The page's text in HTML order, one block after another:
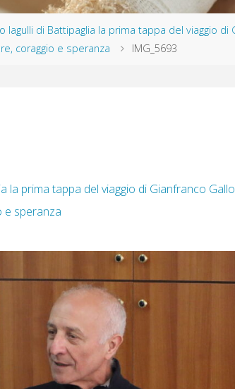
Iagulli di Battipaglia la prima tappa del viaggio di
coraggio e speranza
IMG_5693
la prima tappa del viaggio di Gianfranco
e speranza